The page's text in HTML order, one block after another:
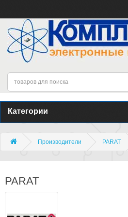
Категории
Производители PARAT
PARAT